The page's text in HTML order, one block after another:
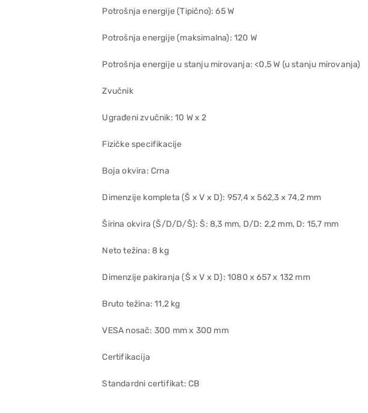
Potrošnja energije (Tipično): 65 W
Potrošnja energije (maksimalna): 120 W
Potrošnja energije u stanju mirovanja: <0,5 W (u stanju mirovanja)
Zvučnik
Ugrađeni zvučnik: 10 W x 2
Fizičke specifikacije
Boja okvira: Crna
Dimenzije kompleta (Š x V x D): 957,4 x 562,3 x 74,2 mm
Širina okvira (Š/D/D/Š): Š: 8,3 mm, D/D: 2,2 mm, D: 15,7 mm
Neto težina: 8 kg
Dimenzije pakiranja (Š x V x D): 1080 x 657 x 132 mm
Bruto težina: 11,2 kg
VESA nosač: 300 mm x 300 mm
Certifikacija
Standardni certifikat: CB